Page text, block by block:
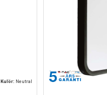
Kulör: Neutral